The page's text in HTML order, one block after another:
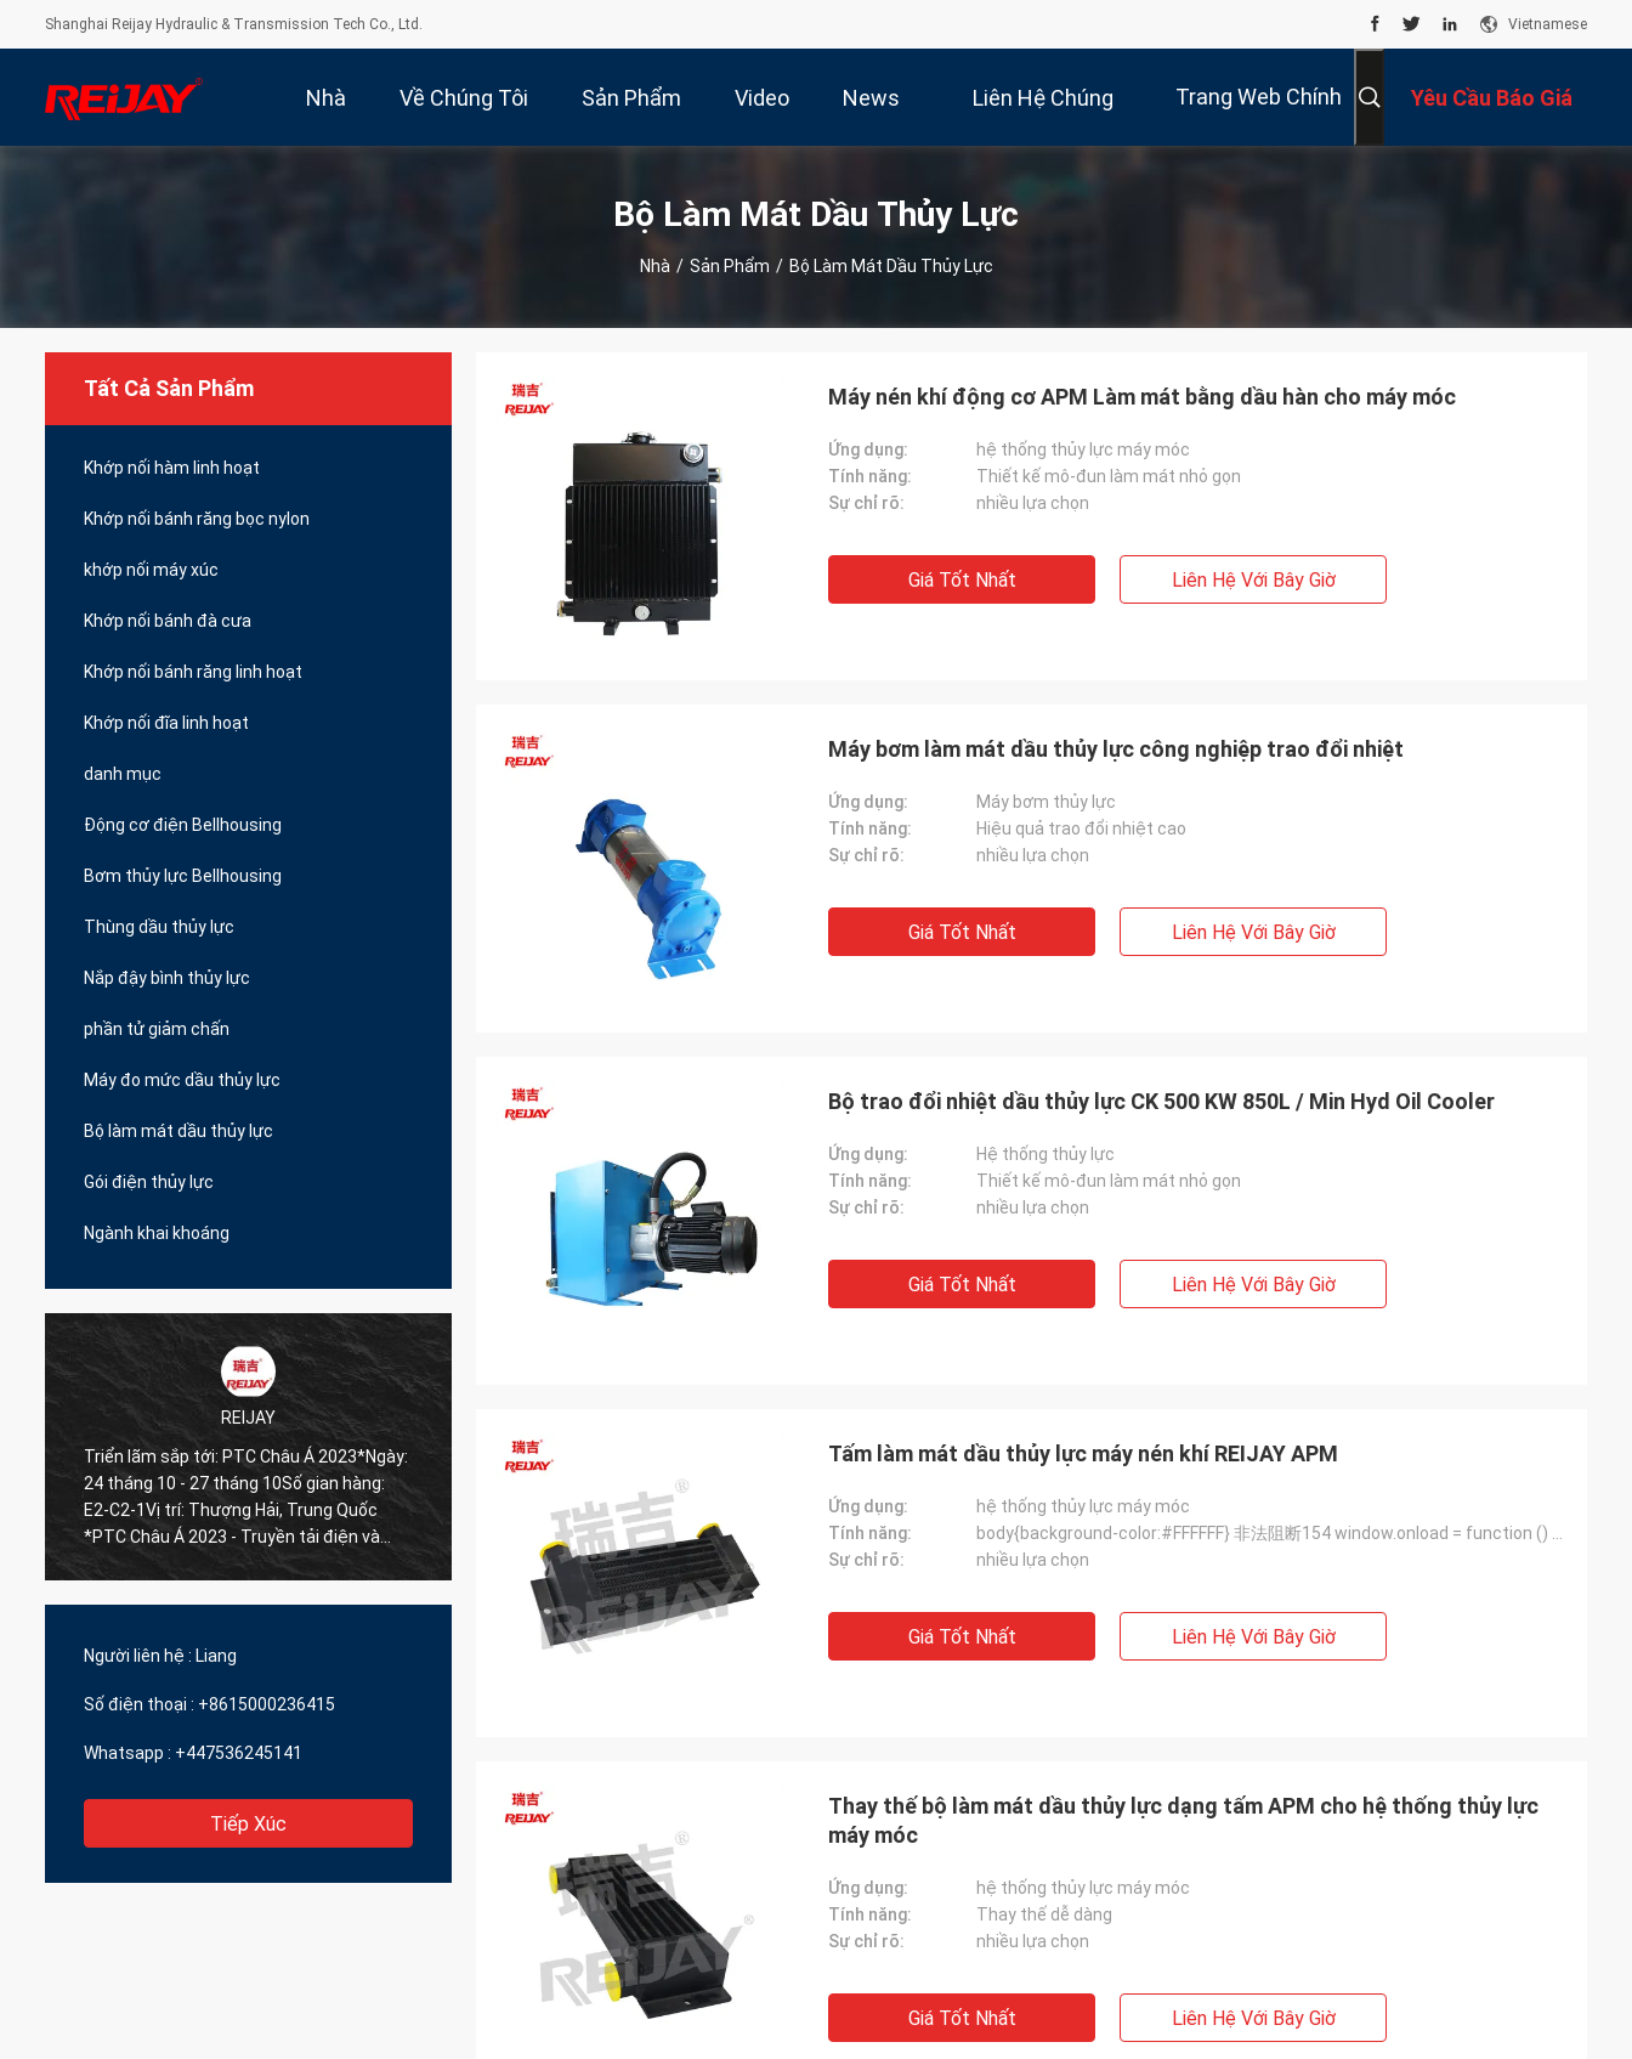
Shanghai Reijay Hydraulic & Transmission Tech Co., Ltd. Vietnamese
Nhà Về Chúng Tôi Sản Phẩm Video News Liên Hệ Chúng Trang Web Chính Yêu Cầu Báo Giá
Bộ Làm Mát Dầu Thủy Lực
Nhà / Sản Phẩm / Bộ Làm Mát Dầu Thủy Lực
Tất Cả Sản Phẩm
Khớp nối hàm linh hoạt
Khớp nối bánh răng bọc nylon
khớp nối máy xúc
Khớp nối bánh đà cưa
Khớp nối bánh răng linh hoạt
Khớp nối đĩa linh hoạt
danh mục
Động cơ điện Bellhousing
Bơm thủy lực Bellhousing
Thùng dầu thủy lực
Nắp đậy bình thủy lực
phần tử giảm chấn
Máy đo mức dầu thủy lực
Bộ làm mát dầu thủy lực
Gói điện thủy lực
Ngành khai khoáng
REIJAY
tới: PTC Châu Á 2023*Ngày:
- 27 tháng 10Số gian hàng:
Thượng Hải, Trung Quốc
Á 2023 - Truyền tải điện và
Triển lãm sắp tới: BICES 2023*Ngày: 20
tháng 9 - 23 tháng 9Số gian hàng: E3541Vị
trí: Bắc Kinh, Trung Quốc *BICES 2023 -
Triển lãm & Hội thảo Máy xây dựng, Máy
vật liệu xây dựng và Máy khai thác quốc tế
Chúng tôi sẽ cung cấp cho bạn dịch vụ tốt
Bạn được chào đón để liên hệ với chúng
tôi bất cứ lúc nào!
dựng vào ngày 8 tháng 8 năm 2023 và sẽ
đi vào hoạt động vào giữa năm 2024
Người liên hệ : Liang
Số điện thoại : +8615000236415
Whatsapp : +447536245141
Tiếp Xúc
Máy nén khí động cơ APM Làm mát bằng dầu hàn cho máy móc
Ứng dụng:
hệ thống thủy lực máy móc
Tính năng:
Thiết kế mô-đun làm mát nhỏ gọn
Sự chỉ rõ:
nhiều lựa chọn
Giá Tốt Nhất Liên Hệ Với Bây Giờ
Máy bơm làm mát dầu thủy lực công nghiệp trao đổi nhiệt
Ứng dụng:
Máy bơm thủy lực
Tính năng:
Hiệu quả trao đổi nhiệt cao
Sự chỉ rõ:
nhiều lựa chọn
Giá Tốt Nhất Liên Hệ Với Bây Giờ
Bộ trao đổi nhiệt dầu thủy lực CK 500 KW 850L / Min Hyd Oil Cooler
Ứng dụng:
Hệ thống thủy lực
Tính năng:
Thiết kế mô-đun làm mát nhỏ gọn
Sự chỉ rõ:
nhiều lựa chọn
Giá Tốt Nhất Liên Hệ Với Bây Giờ
Tấm làm mát dầu thủy lực máy nén khí REIJAY APM
Ứng dụng:
hệ thống thủy lực máy móc
Tính năng:
Sự chỉ rõ:
nhiều lựa chọn
Giá Tốt Nhất Liên Hệ Với Bây Giờ
Thay thế bộ làm mát dầu thủy lực dạng tấm APM cho hệ thống thủy lực
máy móc
Ứng dụng:
hệ thống thủy lực máy móc
Tính năng:
Thay thế dễ dàng
Sự chỉ rõ:
nhiều lựa chọn
Giá Tốt Nhất Liên Hệ Với Bây Giờ